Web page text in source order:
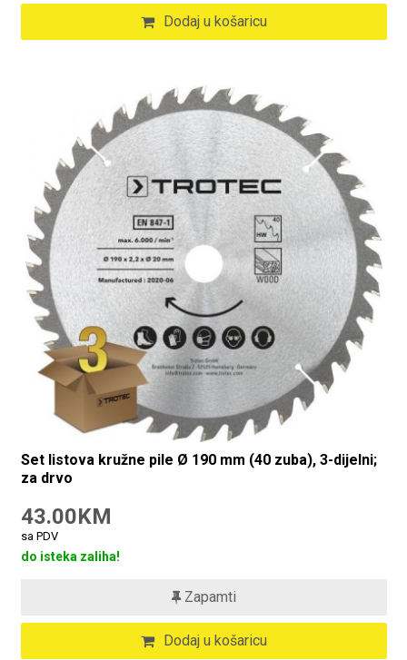
Dodaj u košaricu
Set listova kružne pile Ø 190 mm (40 zuba), 3-dijelni;
za drvo
43.00KM
sa PDV
do isteka zaliha!
Zapamti
Dodaj u košaricu